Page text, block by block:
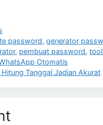
password,generator
, pembuat password,
Otomatis
Tanggal Jadian Akurat